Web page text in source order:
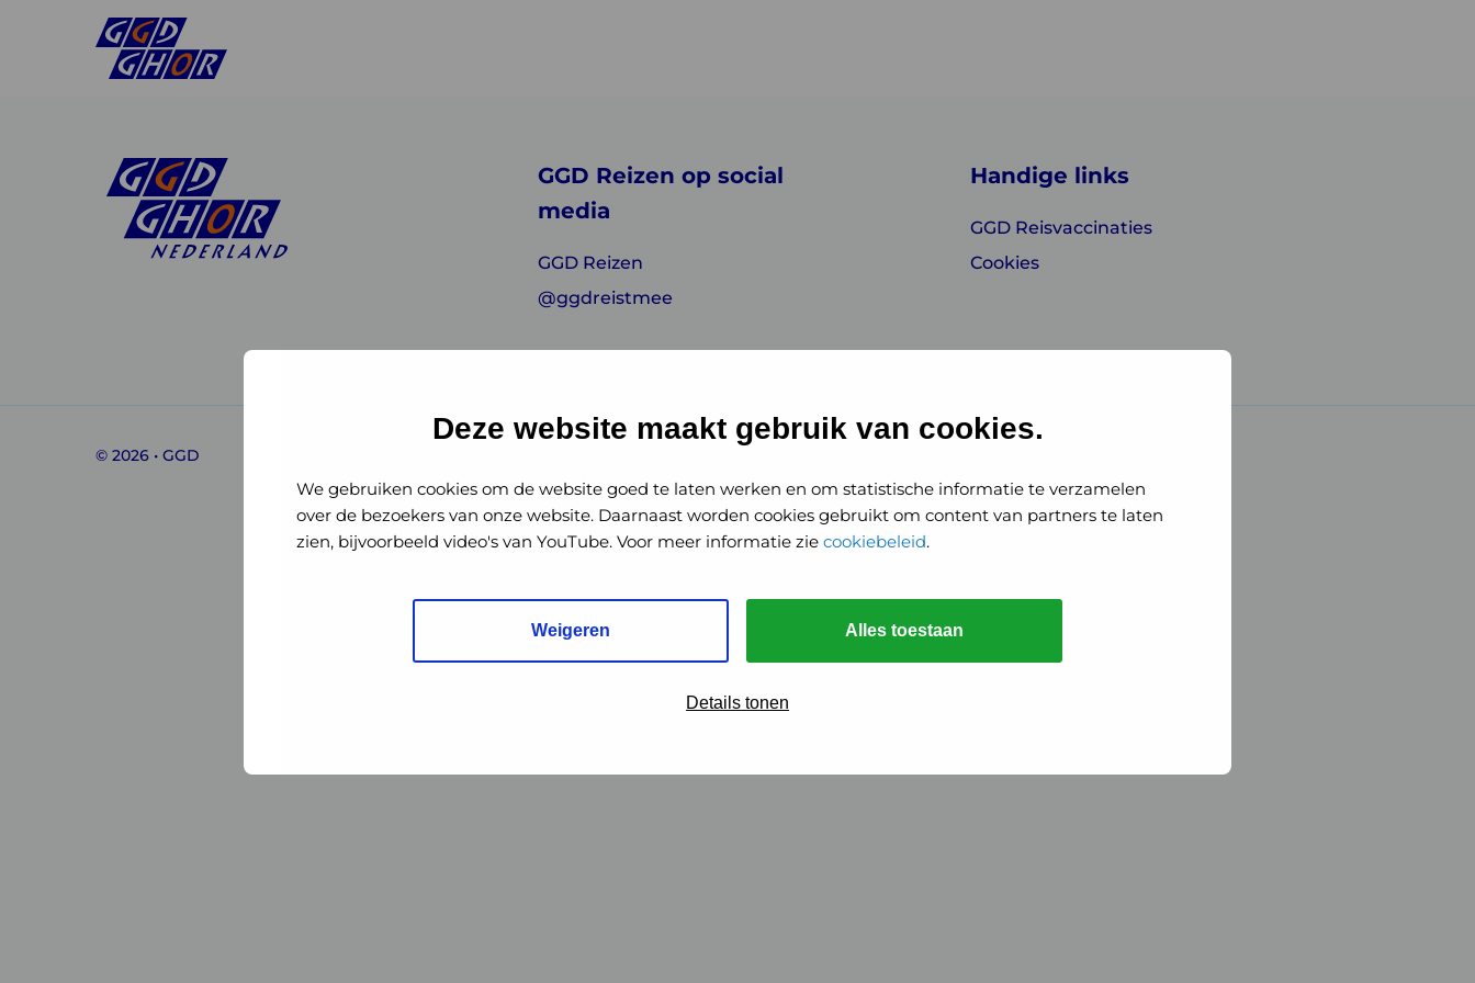
Deze website maakt gebruik van cookies.
We gebruiken cookies om de website goed te laten werken en om statistische informatie te verzamelen
over de bezoekers van onze website. Daarnaast worden cookies gebruikt om content van partners te laten
zien, bijvoorbeeld video's van YouTube. Voor meer informatie zie cookiebeleid.
Weigeren Alles toestaan
Details tonen
GHORGHOR
Nederland
GGD Reizen op social
media
GGD Reizen
@ggdreistmee
Handige links
GGD Reisvaccinaties
Cookies
© 2026 • GGD